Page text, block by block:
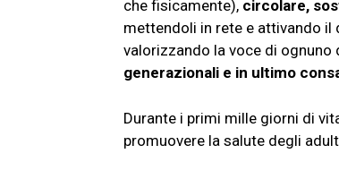
che fisicamente), circolare,
mettendoli in rete e attivando
valorizzando la voce di ognuno
generazionali e in ultimo
Durante i primi mille giorni di
promuovere la salute degli